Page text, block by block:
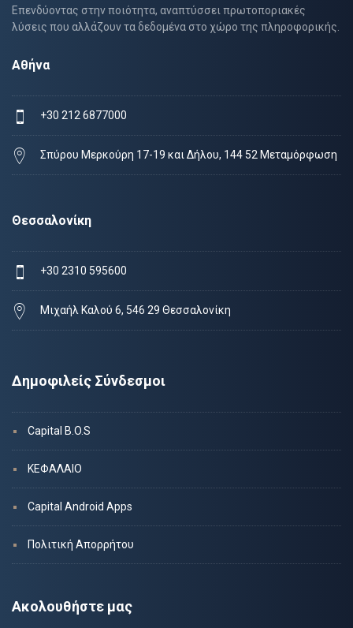
Επενδύοντας στην ποιότητα, αναπτύσσει πρωτοποριακές
λύσεις που αλλάζουν τα δεδομένα στο χώρο της πληροφορικής.
Αθήνα
+30 212 6877000
Σπύρου Μερκούρη 17-19 και Δήλου, 144 52 Μεταμόρφωση
Θεσσαλονίκη
+30 2310 595600
Μιχαήλ Καλού 6, 546 29 Θεσσαλονίκη
Δημοφιλείς Σύνδεσμοι
Capital B.O.S
ΚΕΦΑΛΑΙΟ
Capital Android Apps
Πολιτική Απορρήτου
Ακολουθήστε μας